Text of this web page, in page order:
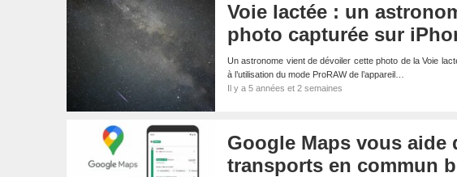
Voie lactée : un
photo capturée sur
Un astronome vient de dévoiler cette photo de la Voie
à l’utilisation du mode ProRAW de l’appareil…
Il y a 5 années et 2 semaines
Google Maps vous aide
transports en commun